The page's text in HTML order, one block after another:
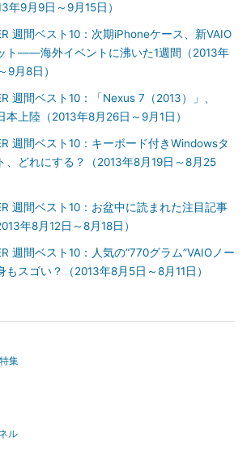
年9月9日～9月15日）
週間ベスト10：次期iPhoneケース、新VAIO
ト――海外イベントに沸いた1週間（2013年
9月8日）
週間ベスト10：「Nexus 7（2013）」、
本上陸（2013年8月26日～9月1日）
週間ベスト10：キーボード付きWindowsタ
、どれにする？（2013年8月19日～8月25
週間ベスト10：お盆中に読まれた注目記事
年8月12日～8月18日）
週間ベスト10：人気の“770グラム”VAIOノー
もスゴい？（2013年8月5日～8月11日）
集
ル